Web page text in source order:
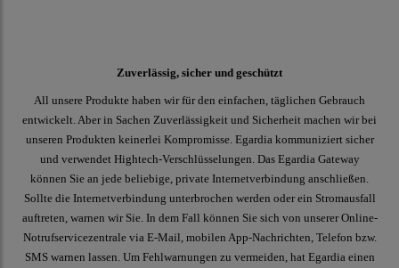
Zuverlässig, sicher und geschützt
All unsere Produkte haben wir für den einfachen, täglichen Gebrauch
entwickelt. Aber in Sachen Zuverlässigkeit und Sicherheit machen wir bei
unseren Produkten keinerlei Kompromisse. Egardia kommuniziert sicher
und verwendet Hightech-Verschlüsselungen. Das Egardia Gateway
können Sie an jede beliebige, private Internetverbindung anschließen.
Sollte die Internetverbindung unterbrochen werden oder ein Stromausfall
auftreten, warnen wir Sie. In dem Fall können Sie sich von unserer Online-
Notrufservicezentrale via E-Mail, mobilen App-Nachrichten, Telefon bzw.
SMS warnen lassen. Um Fehlwarnungen zu vermeiden, hat Egardia einen